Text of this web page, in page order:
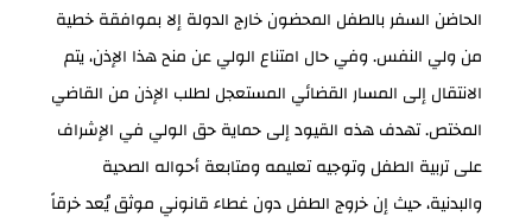
الحاضن السفر بالطفل المحضون خارج الدولة إلا بموافقة خطية
من ولي النفس. وفي حال امتناع الولي عن منح هذا الإذن، يتم
الانتقال إلى المسار القضائي المستعجل لطلب الإذن من القاضي
المختص. تهدف هذه القيود إلى حماية حق الولي في الإشراف
على تربية الطفل وتوجيه تعليمه ومتابعة أحواله الصحية
والبدنية، حيث إن خروج الطفل دون غطاء قانوني موثق يُعد خرقاً